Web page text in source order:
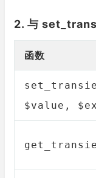
2. 与
函数
$value,